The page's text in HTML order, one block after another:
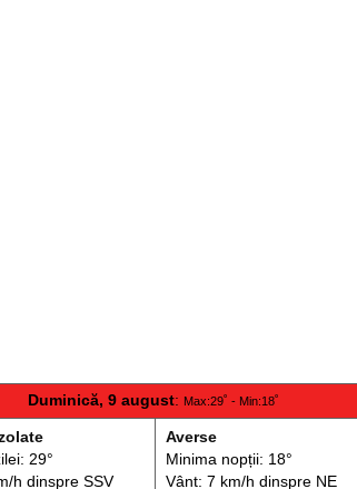
Duminică, 9 august: Max:29˚ - Min:18˚
29°
h dinspreSSV
Averse
Minima nopții: 18°
Vânt: 7 km/h dinspreNE